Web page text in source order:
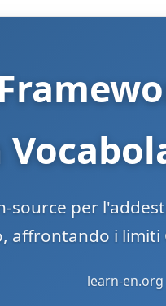
source per
affrontando i limiti
learn-en.org